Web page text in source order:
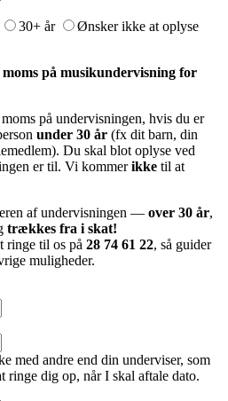
30+ år Ønsker ikke at oplyse
moms på musikundervisning for
moms på undervisningen, hvis du er
under 30 år (fx dit barn, din
Du skal blot oplyse ved
er til. Vi kommerikke til at
af undervisningen — over 30 år,
trækkes fra i skat!
ringe til os på 28 74 61 22, så guider
muligheder.
med andre end din underviser, som
ringe dig op, når I skal aftale dato.